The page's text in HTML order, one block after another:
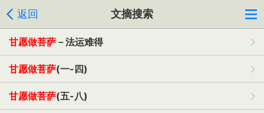
返回 文摘搜索
甘愿做菩萨 －法运难得
甘愿做菩萨(一-四)
甘愿做菩萨(五-八)